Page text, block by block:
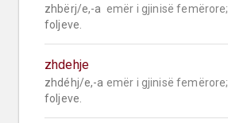
zhbërj/e,-a emër i gjinisë femërore;
foljeve.
zhdehje
zhdéhj/e,-a emër i gjinisë femërore;
foljeve.